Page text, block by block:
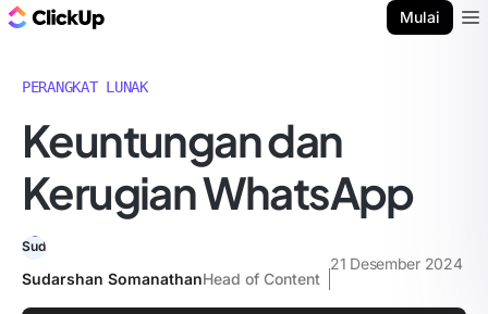
Mulai
PERANGKAT LUNAK
Keuntungan dan
Kerugian WhatsApp
Sudarshan SomanathanHead of Content
21 Desember 2024